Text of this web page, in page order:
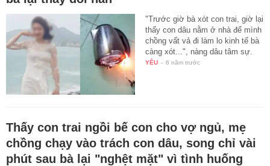
"Trước giờ bà xót con trai, giờ lại
thấy con dâu nằm ở nhà để mình
chồng vất vả đi làm lo kinh tế bà
càng xót...", nàng dâu tâm sự.
YÊU - 6 năm trước
Thấy con trai ngồi bế con cho vợ ngủ, mẹ
chồng chạy vào trách con dâu, song chỉ vài
phút sau bà lại "nghệt mặt" vì tình huống